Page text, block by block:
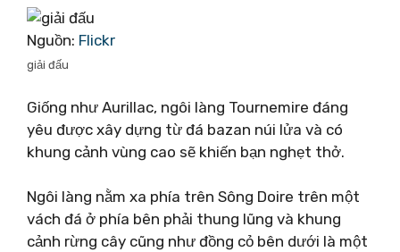
Nguồn: Flickr
giải đấu
Giống như Aurillac, ngôi làng Tournemire đáng
yêu được xây dựng từ đá bazan núi lửa và có
khung cảnh vùng cao sẽ khiến bạn nghẹt thở.
Ngôi làng nằm xa phía trên Sông Doire trên một
vách đá ở phía bên phải thung lũng và khung
cảnh rừng cây cũng như đồng cỏ bên dưới là một